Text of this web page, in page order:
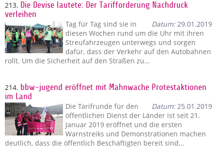
213. Die Devise lautete: Der Tarifforderung Nachdruck
verleihen
Datum:29.01.2019
Tag für Tag sind sie in
diesen Wochen rund um die Uhr mit ihren
Streufahrzeugen unterwegs und sorgen
dafür, dass der Verkehr auf den Autobahnen
rollt. Um die Sicherheit auf den Straßen zu…
214. bbw-jugend eröffnet mit Mahnwache Protestaktionen
im Land
Datum:25.01.2019
Die Tarifrunde für den
öffentlichen Dienst der Länder ist seit 21.
Januar 2019 eröffnet und die ersten
Warnstreiks und Demonstrationen machen
deutlich, dass die öffentlich Beschäftigten bereit sind…